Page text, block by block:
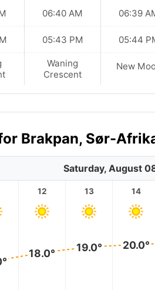
06:40 AM
05:43 PM
Waning
Crescent
06:39
05:44
New
Brakpan, Sør-
Saturday, August
12
18.0°
13
19.0°
14
20.0°